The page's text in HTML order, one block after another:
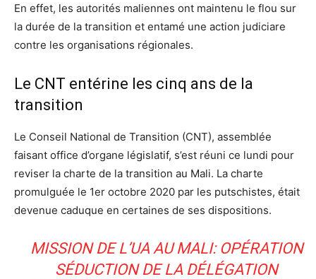
En effet, les autorités maliennes ont maintenu le flou sur
la durée de la transition et entamé une action judiciare
contre les organisations régionales.
Le CNT entérine les cinq ans de la
transition
Le Conseil National de Transition (CNT), assemblée
faisant office d’organe législatif, s’est réuni ce lundi pour
reviser la charte de la transition au Mali. La charte
promulguée le 1er octobre 2020 par les putschistes, était
devenue caduque en certaines de ses dispositions.
MISSION DE L’UA AU MALI: OPÉRATION
SÉDUCTION DE LA DÉLÉGATION